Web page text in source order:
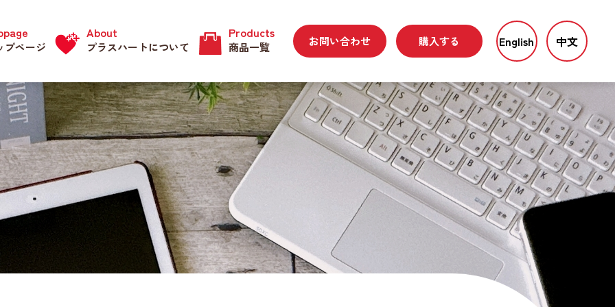
プページ
About
プラスハートについて
Products
商品一覧 お問い合わせ 購入する English 中文